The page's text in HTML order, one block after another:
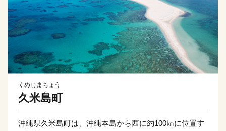
くめじまちょう
久米島町
沖縄県久米島町は、沖縄本島から西に約100㎞に位置す